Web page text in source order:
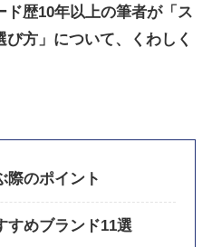
ド歴10年以上の筆者が「ス
方」について、くわしく
際のポイント
すめブランド11選